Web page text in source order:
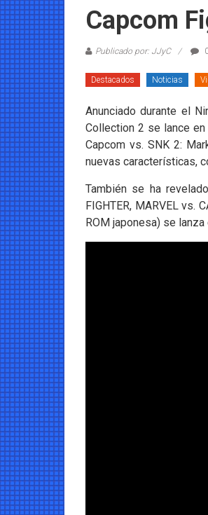
y
entretenimiento
coleccionistas.
Capcom
Publicado por: JJyC
Destacados Noticias
Anunciado durante el
Collection 2 se lance
Capcom vs. SNK 2:
nuevas características,
También se ha
FIGHTER, MARVEL
ROM japonesa) se